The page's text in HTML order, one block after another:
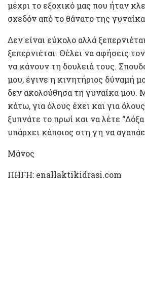
μέχρι το εξοχικό μας που ήταν
σχεδόν από το θάνατο της
Δεν είναι εύκολο αλλά
ξεπερνιέται. Θέλει να αφήσεις
να κάνουν τη δουλειά τους.
μου, έγινε η κινητήριος δύναμή
δεν ακολούθησα τη γυναίκα μου.
κάτω, για όλους έχει και για
ξυπνάτε το πρωί και να λέτε
υπάρχει κάποιος στη γη να
Μάνος
ΠΗΓΗ: enallaktikidrasi.com